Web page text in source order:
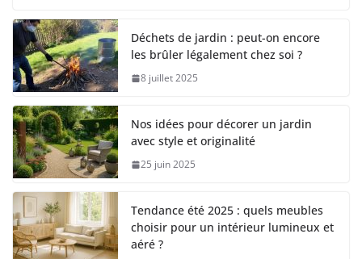
Déchets de jardin : peut-on encore
les brûler légalement chez soi ?
8 juillet 2025
Nos idées pour décorer un jardin
avec style et originalité
25 juin 2025
Tendance été 2025 : quels meubles
choisir pour un intérieur lumineux et
aéré ?